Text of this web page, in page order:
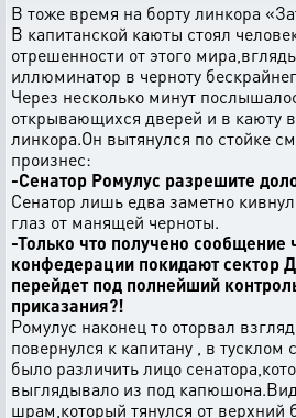
В тоже время на борту линкора
В капитанской каюты стоял
отрешенности от этого
иллюминатор в черноту
Через несколько минут
открывающихся дверей и в каюту
линкора.Он вытянулся по стойке
произнес:
-Сенатор Ромулус разрешите
Сенатор лишь едва заметно
глаз от манящей черноты.
-Только что получено сообщение
конфедерации покидают сектор
перейдет под полнейший
приказания?!
Ромулус наконец то оторвал
повернулся к капитану , в
было различить лицо
выглядывало из под
шрам,который тянулся от верхний